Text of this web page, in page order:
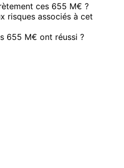
ces 655 M€ ?
risques associés à cet
655 M€ ont réussi ?